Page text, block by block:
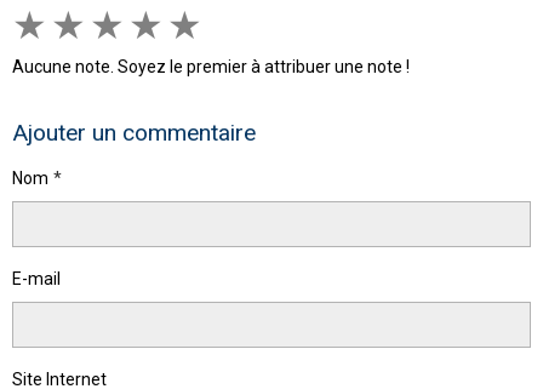
★ ★ ★ ★ ★
Aucune note. Soyez le premier à attribuer une note !
Ajouter un commentaire
Nom
E-mail
Site Internet